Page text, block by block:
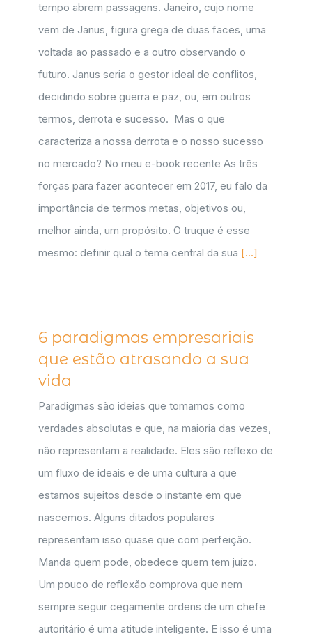
tempo abrem passagens. Janeiro, cujo nome
vem de Janus, figura grega de duas faces, uma
voltada ao passado e a outro observando o
futuro. Janus seria o gestor ideal de conflitos,
decidindo sobre guerra e paz, ou, em outros
termos, derrota e sucesso. Mas o que
caracteriza a nossa derrota e o nosso sucesso
no mercado? No meu e-book recente As três
forças para fazer acontecer em 2017, eu falo da
importância de termos metas, objetivos ou,
melhor ainda, um propósito. O truque é esse
mesmo: definir qual o tema central da sua [...]
6 paradigmas empresariais
que estão atrasando a sua
vida
Paradigmas são ideias que tomamos como
verdades absolutas e que, na maioria das vezes,
não representam a realidade. Eles são reflexo de
um fluxo de ideais e de uma cultura a que
estamos sujeitos desde o instante em que
nascemos. Alguns ditados populares
representam isso quase que com perfeição.
Manda quem pode, obedece quem tem juízo.
Um pouco de reflexão comprova que nem
sempre seguir cegamente ordens de um chefe
autoritário é uma atitude inteligente. E isso é uma